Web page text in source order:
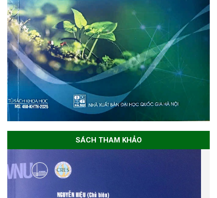
SÁCH THAM KHẢO